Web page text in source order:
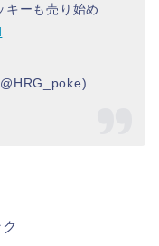
キーも売り始め